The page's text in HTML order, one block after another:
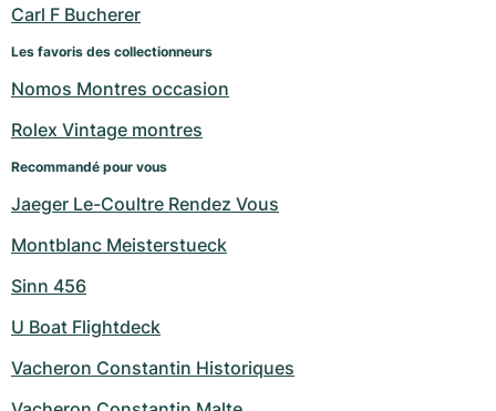
Carl F Bucherer
Les favoris des collectionneurs
Nomos Montres occasion
Rolex Vintage montres
Recommandé pour vous
Jaeger Le-Coultre Rendez Vous
Montblanc Meisterstueck
Sinn 456
U Boat Flightdeck
Vacheron Constantin Historiques